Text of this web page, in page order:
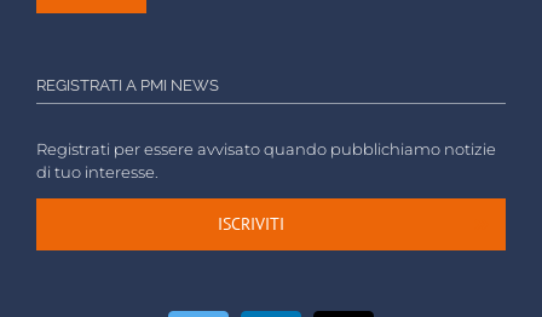
REGISTRATI A PMI NEWS
Registrati per essere avvisato quando pubblichiamo notizie
di tuo interesse.
ISCRIVITI